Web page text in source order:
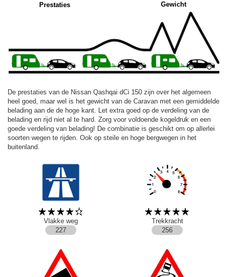
Prestaties Gewicht
De prestaties van de Nissan Qashqai dCi 150 zijn over het algemeen
heel goed, maar wel is het gewicht van de Caravan met een gemiddelde
belading aan de de hoge kant. Let extra goed op de verdeling van de
belading en rijd niet al te hard. Zorg voor voldoende kogeldruk en een
goede verdeling van belading! De combinatie is geschikt om op allerlei
soorten wegen te rijden. Ook op steile en hoge bergwegen in het
buitenland.
Vlakke weg
Trekkracht
227
256